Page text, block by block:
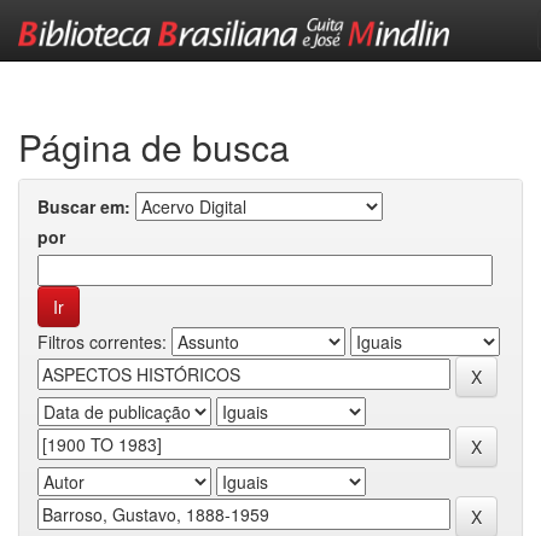
Página de busca
Buscar em:
por
Filtros correntes: